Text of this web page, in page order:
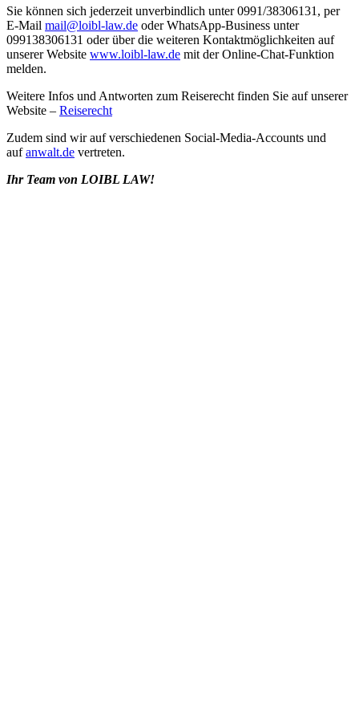
Sie können sich jederzeit unverbindlich unter 0991/38306131, per
E-Mail mail@loibl-law.de oder WhatsApp-Business unter
099138306131 oder über die weiteren Kontaktmöglichkeiten auf
unserer Website www.loibl-law.de mit der Online-Chat-Funktion
melden.
Weitere Infos und Antworten zum Reiserecht finden Sie auf unserer
Website – Reiserecht
Zudem sind wir auf verschiedenen Social-Media-Accounts und
aufanwalt.de vertreten.
Ihr Team von LOIBL LAW!